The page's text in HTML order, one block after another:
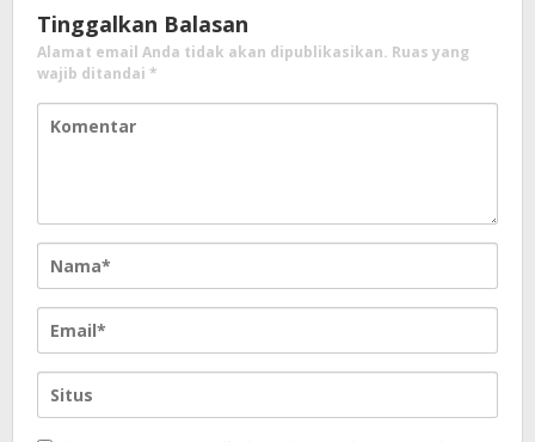
Tinggalkan Balasan
Alamat email Anda tidak akan dipublikasikan. Ruas yang
wajib ditandai *